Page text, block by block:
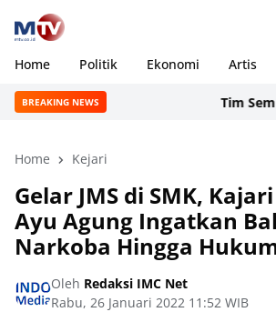
Home Politik Ekonomi Artis
BREAKING NEWS Tim
Home Kejari
Gelar JMS di SMK,
Ayu Agung Ingatkan
Narkoba Hingga
Oleh Redaksi IMC Net
Rabu, 26 Januari 2022 11:52 WIB